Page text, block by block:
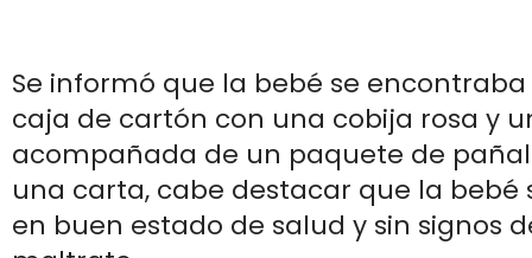
Se informó que la bebé se
caja de cartón con una cobija rosa y
acompañada de un paquete de
una carta, cabe destacar que la bebé
en buen estado de salud y sin signos